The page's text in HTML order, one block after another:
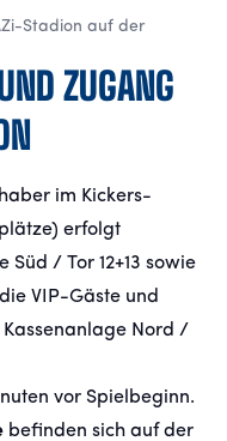
Stadion auf der
ZUGANG
im Kickers-
erfolgt
/ Tor 12+13 sowie
VIP-Gäste und
Nord /
vor Spielbeginn.
befinden sich auf der